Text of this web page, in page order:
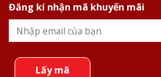
Đăng kí nhận mã khuyến mãi
Lấy mã